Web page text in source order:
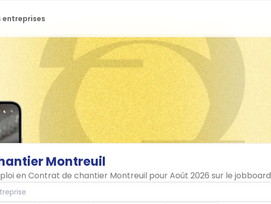
entreprises
Montreuil
en Contrat de chantier Montreuil pour Août 2026 sur le jobboard